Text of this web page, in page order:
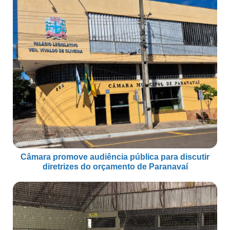
Câmara promove audiência pública para discutir
diretrizes do orçamento de Paranavaí